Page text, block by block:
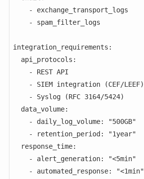
integration_requirements:
    - automated_response: "<1min"